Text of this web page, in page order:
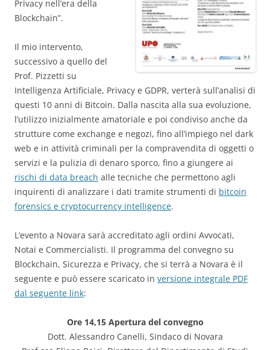
Privacy nell’era della
Blockchain”.
Il mio intervento,
successivo a quello del
Prof. Pizzetti su
Intelligenza Artificiale, Privacy e GDPR, verterà sull’analisi di
questi 10 anni di Bitcoin. Dalla nascita alla sua evoluzione,
l’utilizzo inizialmente amatoriale e poi condiviso anche da
strutture come exchange e negozi, fino all’impiego nel dark
web e in attività criminali per la compravendita di oggetti o
servizi e la pulizia di denaro sporco, fino a giungere ai
rischi di data breach alle tecniche che permettono agli
inquirenti di analizzare i dati tramite strumenti di bitcoin
forensics e cryptocurrency intelligence.
L’evento a Novara sarà accreditato agli ordini Avvocati,
Notai e Commercialisti. Il programma del convegno su
Blockchain, Sicurezza e Privacy, che si terrà a Novara è il
seguente e può essere scaricato in versione integrale PDF
dal seguente link:
Ore 14,15 Apertura del convegno
Dott. Alessandro Canelli, Sindaco di Novara